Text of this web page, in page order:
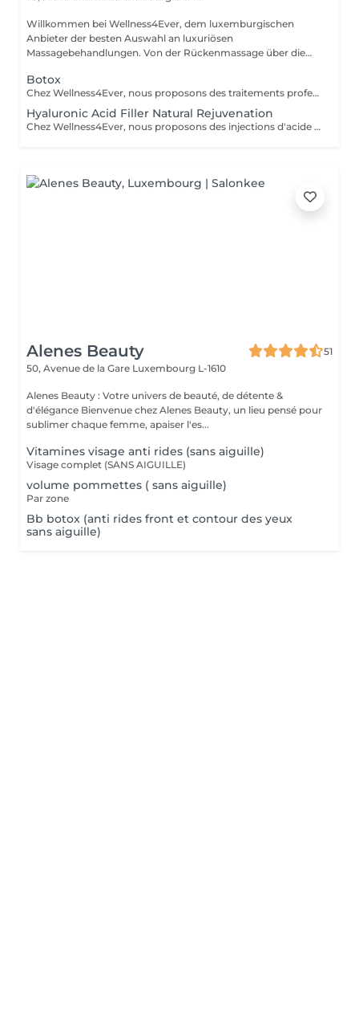
Willkommen bei Wellness4Ever, dem luxemburgischen
Anbieter der besten Auswahl an luxuriösen
Massagebehandlungen. Von der Rückenmassage über die
Botox
Chez Wellness4Ever, nous proposons des traitements professionnels de Botox, exclusivement réalisés par un médecin spécialisé afin de garantir une expertise et une prise en charge optimale. Nos séances de Botox permettent de lisser les rides du front, les pattes d'oie et les rides du lion, offrant un résultat naturel qui sublime votre visage. L'intervention est rapide, nécessite peu de temps de récupération et est effectuée avec précision.
Hyaluronic Acid Filler Natural Rejuvenation
Chez Wellness4Ever, nous proposons des injections d'acide hyaluronique (fillers), réalisées exclusivement par un médecin spécialisé afin de restaurer les volumes, lisser les rides et sublimer les contours du visage. Ce traitement non chirurgical permet de rajeunir efficacement les lèvres, les pommettes, les sillons nasogéniens et l'ovale du visage, offrant un résultat naturel et harmonieux. La procédure est rapide, peu invasive et procure une amélioration immédiate et durable.
Alenes Beauty
51
50, Avenue de la Gare Luxembourg L-1610
Alenes Beauty : Votre univers de beauté, de détente &
d'élégance Bienvenue chez Alenes Beauty, un lieu pensé pour
sublimer chaque femme, apaiser l'es...
Vitamines visage anti rides (sans aiguille)
Visage complet (SANS AIGUILLE)
volume pommettes ( sans aiguille)
Par zone
Bb botox (anti rides front et contour des yeux
sans aiguille)